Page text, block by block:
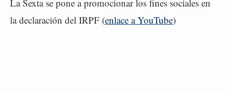
La Sexta se pone a promocionar los fines sociales en
la declaración del IRPF (enlace a YouTube)